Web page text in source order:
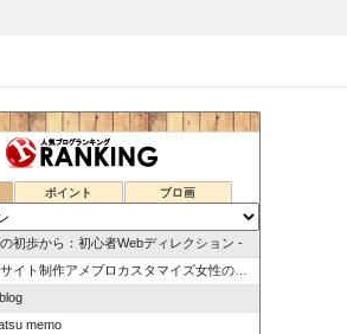
ポイント ブロ画
初歩から：初心者Webディレクション -
ト制作アメブロカスタマイズ女性のお仕事をサポート！
memo